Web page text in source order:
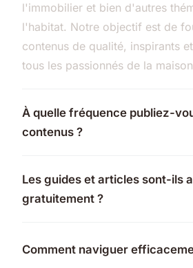
l'immobilier et bien d'autres
l'habitat. Notre objectif est de
contenus de qualité, inspirants
tous les passionnés de la
À quelle fréquence publiez-
contenus ?
Les guides et articles sont-ils
gratuitement ?
Comment naviguer